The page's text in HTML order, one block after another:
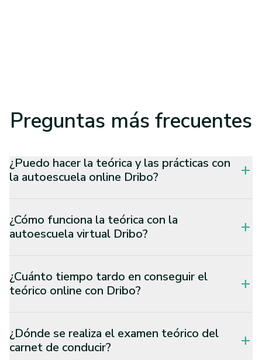
Preguntas más frecuentes
¿Puedo hacer la teórica y las prácticas con
la autoescuela online Dribo?
add
¿Cómo funciona la teórica con la
autoescuela virtual Dribo?
add
¿Cuánto tiempo tardo en conseguir el
teórico online con Dribo?
add
¿Dónde se realiza el examen teórico del
carnet de conducir?
add